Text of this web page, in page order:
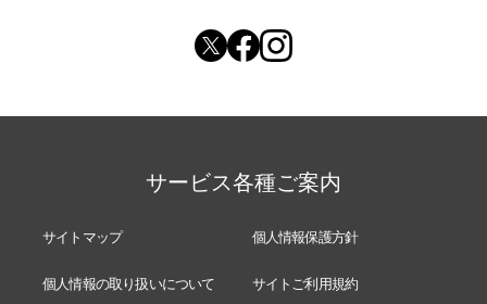
サービス各種ご案内
サイトマップ 個人情報保護方針
個人情報の取り扱いについて サイトご利用規約